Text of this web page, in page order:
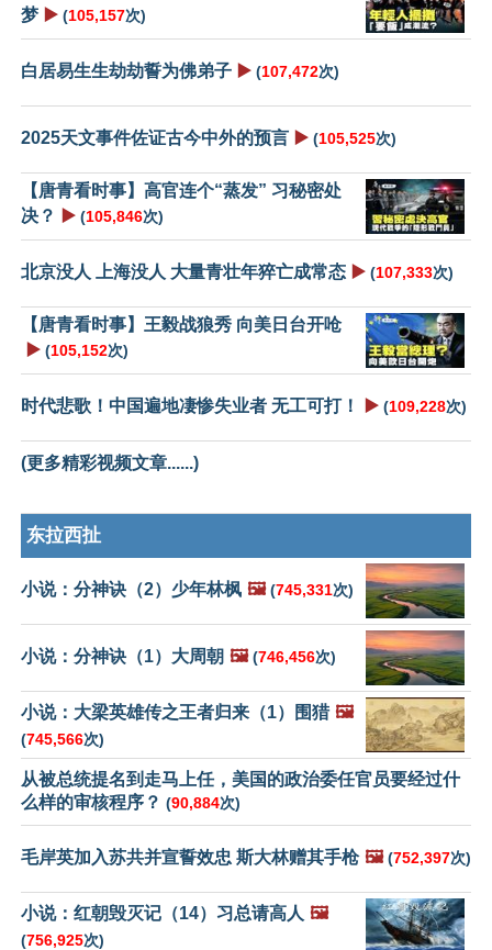
梦 ▶️ (105,157次)
白居易生生劫劫誓为佛弟子 ▶️ (107,472次)
2025天文事件佐证古今中外的预言 ▶️ (105,525次)
【唐青看时事】高官连个“蒸发” 习秘密处
决？
▶️ (105,846次)
北京没人 上海没人 大量青壮年猝亡成常态 ▶️ (107,333次)
【唐青看时事】王毅战狼秀 向美日台开呛
▶️ (105,152次)
时代悲歌！中国遍地凄惨失业者 无工可打！ ▶️ (109,228次)
(更多精彩视频文章......)
东拉西扯
小说：分神诀（2）少年林枫 🖼️ (745,331次)
小说：分神诀（1）大周朝 🖼️ (746,456次)
小说：大梁英雄传之王者归来（1）围猎 🖼️
(745,566次)
从被总统提名到走马上任，美国的政治委任官员要经过什
么样的审核程序？ (90,884次)
毛岸英加入苏共并宣誓效忠 斯大林赠其手枪 🖼️ (752,397次)
小说：红朝毁灭记（14）习总请高人 🖼️
(756,925次)